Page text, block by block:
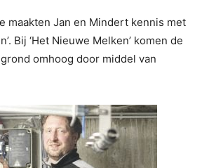
maakten Jan en Mindert kennis met
Bij ‘Het Nieuwe Melken’ komen de
omhoog door middel van